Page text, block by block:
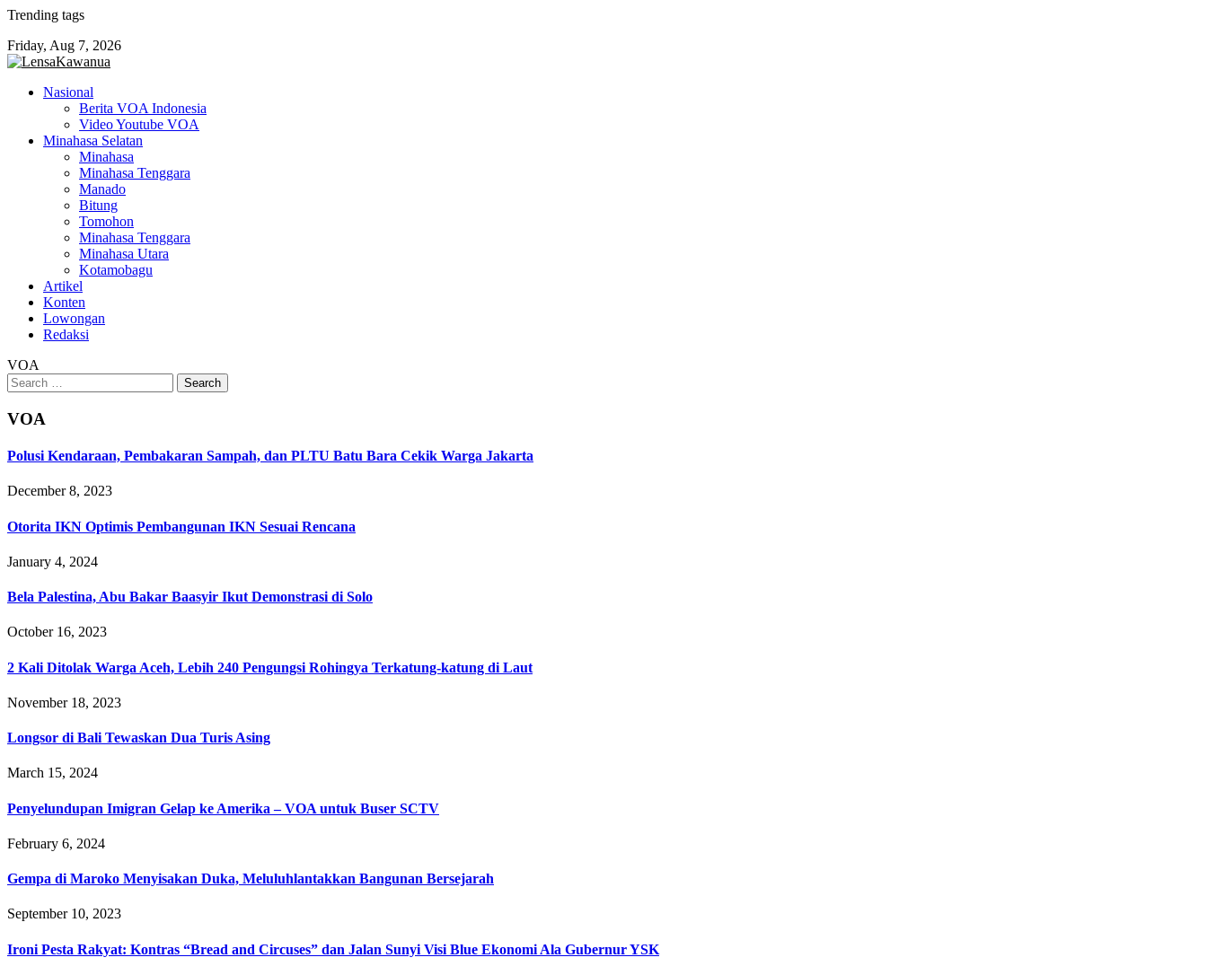
Skip
content
Trending tags
Friday, Aug 7, 2026
Nasional
Berita VOA Indonesia
Video Youtube VOA
Minahasa Selatan
Minahasa
Minahasa Tenggara
Manado
Bitung
Tomohon
Minahasa Tenggara
Minahasa Utara
Kotamobagu
Artikel
Konten
Lowongan
Redaksi
VOA
Search
for:
VOA
Polusi Kendaraan, Pembakaran Sampah, dan PLTU Batu Bara Cekik Warga Jakarta
December 8, 2023
Otorita IKN Optimis Pembangunan IKN Sesuai Rencana
January 4, 2024
Bela Palestina, Abu Bakar Baasyir Ikut Demonstrasi di Solo
October 16, 2023
2 Kali Ditolak Warga Aceh, Lebih 240 Pengungsi Rohingya Terkatung-katung di Laut
November 18, 2023
Longsor di Bali Tewaskan Dua Turis Asing
March 15, 2024
Penyelundupan Imigran Gelap ke Amerika – VOA untuk Buser SCTV
February 6, 2024
Gempa di Maroko Menyisakan Duka, Meluluhlantakkan Bangunan Bersejarah
September 10, 2023
Ironi Pesta Rakyat: Kontras “Bread and Circuses” dan Jalan Sunyi Visi Blue Ekonomi Ala Gubernur YSK